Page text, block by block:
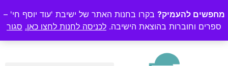
מחפשים להעמיק? בקרו בחנות האתר של ישיבת 'עוד יוסף חי' –
ספרים וחוברות בהוצאת הישיבה. לכניסה לחנות לחצו כאן. סגור